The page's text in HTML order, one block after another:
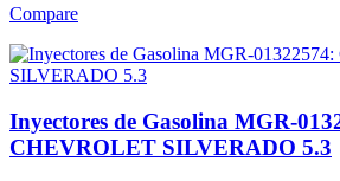
Compare
Inyectores de Gasolina MGR-
CHEVROLET SILVERADO 5.3